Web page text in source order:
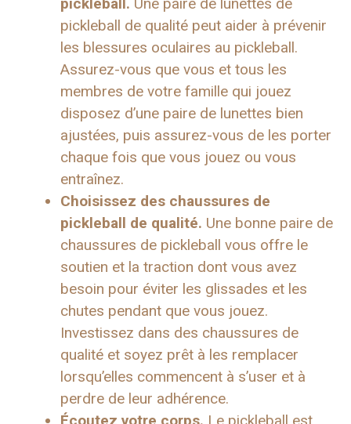
pickleball. Une paire de lunettes de
pickleball de qualité peut aider à prévenir
les blessures oculaires au pickleball.
Assurez-vous que vous et tous les
membres de votre famille qui jouez
disposez d’une paire de lunettes bien
ajustées, puis assurez-vous de les porter
chaque fois que vous jouez ou vous
entraînez.
Choisissez des chaussures de
pickleball de qualité. Une bonne paire de
chaussures de pickleball vous offre le
soutien et la traction dont vous avez
besoin pour éviter les glissades et les
chutes pendant que vous jouez.
Investissez dans des chaussures de
qualité et soyez prêt à les remplacer
lorsqu’elles commencent à s’user et à
perdre de leur adhérence.